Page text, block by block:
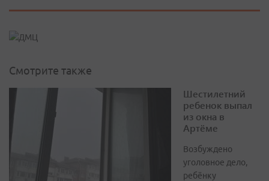
Смотрите также
Шестилетний
ребенок выпал
из окна в
Артёме
Возбуждено
уголовное дело,
ребёнку